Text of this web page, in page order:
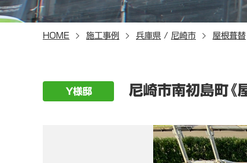
HOME 施工事例 兵庫県 / 尼崎市 屋根葺替
Ｙ様邸 尼崎市南初島町《